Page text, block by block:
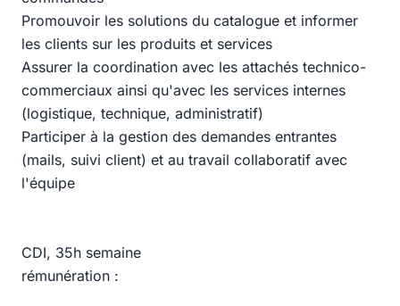
Promouvoir les solutions du catalogue et informer
les clients sur les produits et services
Assurer la coordination avec les attachés technico-
commerciaux ainsi qu'avec les services internes
(logistique, technique, administratif)
Participer à la gestion des demandes entrantes
(mails, suivi client) et au travail collaboratif avec
l'équipe
CDI, 35h semaine
rémunération :